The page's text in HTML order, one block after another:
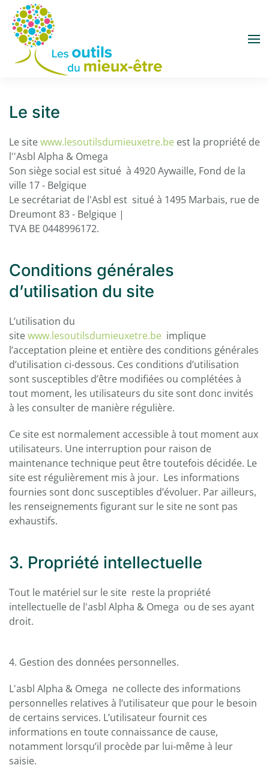
Accéder au contenu principal
Le site
Le sitewww.lesoutilsdumieuxetre.be est la propriété de
l''Asbl Alpha & Omega
Son siège social est situé à 4920 Aywaille, Fond de la
ville 17 - Belgique
Le secrétariat de l'Asbl est situé à 1495 Marbais, rue de
Dreumont 83 - Belgique |
TVA BE 0448996172.
Conditions générales
d’utilisation du site
L’utilisation du
sitewww.lesoutilsdumieuxetre.be implique
l’acceptation pleine et entière des conditions générales
d’utilisation ci-dessous. Ces conditions d’utilisation
sont susceptibles d’être modifiées ou complétées à
tout moment, les utilisateurs du site sont donc invités
à les consulter de manière régulière.
Ce site est normalement accessible à tout moment aux
utilisateurs. Une interruption pour raison de
maintenance technique peut être toutefois décidée. Le
site est régulièrement mis à jour. Les informations
fournies sont donc susceptibles d’évoluer. Par ailleurs,
les renseignements figurant sur le site ne sont pas
exhaustifs.
3. Propriété intellectuelle
Tout le matériel sur le site reste la propriété
intellectuelle de l'asbl Alpha & Omega ou de ses ayant
droit.
4. Gestion des données personnelles.
L'asbl Alpha & Omega ne collecte des informations
personnelles relatives à l’utilisateur que pour le besoin
de certains services. L’utilisateur fournit ces
informations en toute connaissance de cause,
notamment lorsqu’il procède par lui-même à leur
saisie.